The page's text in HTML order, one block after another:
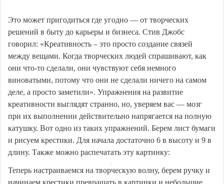
Это может пригодиться где угодно — от творческих
решений в быту до карьеры и бизнеса. Стив Джобс
говорил: «Креативность – это просто создание связей
между вещами. Когда творческих людей спрашивают, как
они что-то сделали, они чувствуют себя немного
виноватыми, потому что они не сделали ничего на самом
деле, а просто заметили». Упражнения на развитие
креативности выглядят странно, но, уверяем вас — мозг
при их выполнении действительно напрягается на полную
катушку. Вот одно из таких упражнений. Берем лист бумаги
и рисуем крестики. Для начала достаточно 6 в высоту и 9 в
длину. Также можно распечатать эту картинку:
Теперь настраиваемся на творческую волну, берем ручку и
начинаем крестики превращать в картинки и небольшие